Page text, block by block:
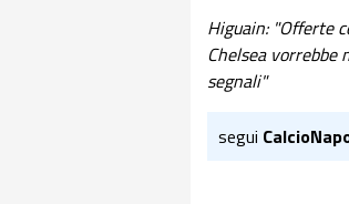
Higuain: "Offerte
Chelsea vorrebbe
segnali"
segui